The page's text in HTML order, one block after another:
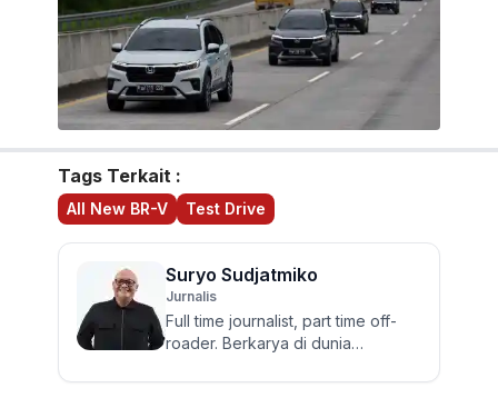
Tags Terkait :
All New BR-V Test Drive
Suryo Sudjatmiko
Jurnalis
Full time journalist, part time off-
roader. Berkarya di dunia
Lulusan Sastra UGM ini te...